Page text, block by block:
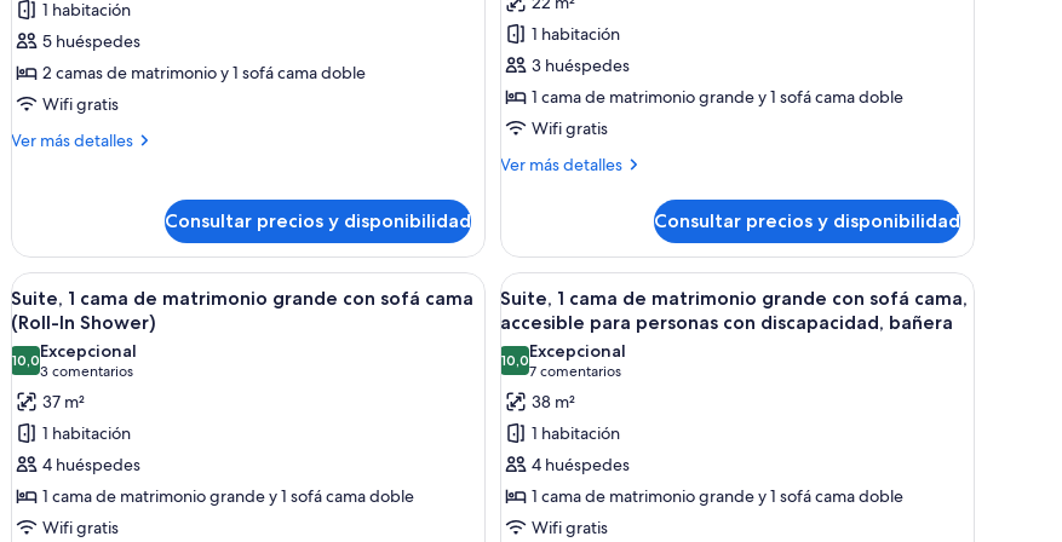
Habitación,
varias
camas
1 habitación
5 huéspedes
2 camas de matrimonio y 1 sofá cama doble
Wifi gratis
Ver más detalles
Más
camas
Consultar precios y disponibilidad
Habitación,
cama
de
matrimonio
grande
cama
(High
Floor)
1 habitación
3 huéspedes
1 cama de matrimonio grande y 1 sofá cama doble
Wifi gratis
Ver más detalles
Más
1
cama
de
matrimonio
con
sofá
cama
(High
Floor)
Consultar precios y disponibilidad
un televisor de pantalla plana, una mesita de noche con lámpara y un ventanal con cortinas.
Abrir
todas
las
fotos
de
Suite,
cama
de
matrimonio
Una habitación de hotel moderna con una cama grande, dos mesitas de noche con lámparas, un aparador y un
6
Suite, 1 cama de matrimonio grande con sofá cama
(Roll-In Shower)
10,010,0 de 10
Excepcional
3 comentarios
(3 comentarios)
37 m²
1 habitación
4 huéspedes
1 cama de matrimonio grande y 1 sofá cama doble
Wifi gratis
Abrir
todas
las
fotos
de
Suite,
cama
de
matrimonio
Una habitación de hotel moderna con una
6
Suite, 1 cama de matrimonio grande con sofá cama,
accesible para personas con discapacidad, bañera
10,010,0 de 10
Excepcional
7 comentarios
(7 comentarios)
38 m²
1 habitación
4 huéspedes
1 cama de matrimonio grande y 1 sofá cama doble
Wifi gratis